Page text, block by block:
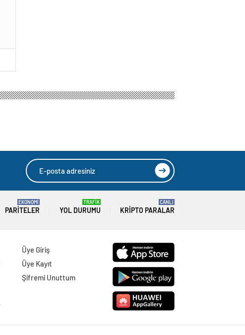
HABERLERİ
GÜNDEM 07 Ağustos 2026
Joe Biden 6 aylık hedeflerini açıkladı.